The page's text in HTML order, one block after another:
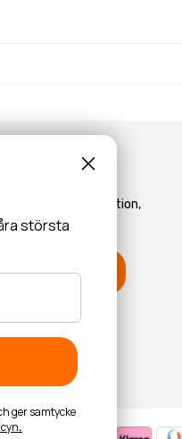
information, inspiration,
köp?
och förtur till våra största
från Hobbyhallen och ger samtycke
med
integritetspolicyn.